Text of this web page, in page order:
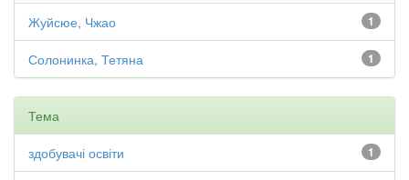
1
Жуйсюе, Чжао
1
Солонинка, Тетяна
Тема
1
здобувачі освіти